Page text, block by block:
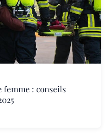
femme : conseils